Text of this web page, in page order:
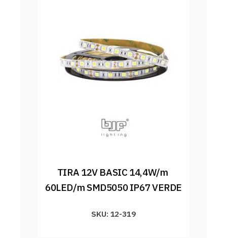
TIRA 12V BASIC 14,4W/m
60LED/m SMD5050 IP67 VERDE
SKU: 12-319